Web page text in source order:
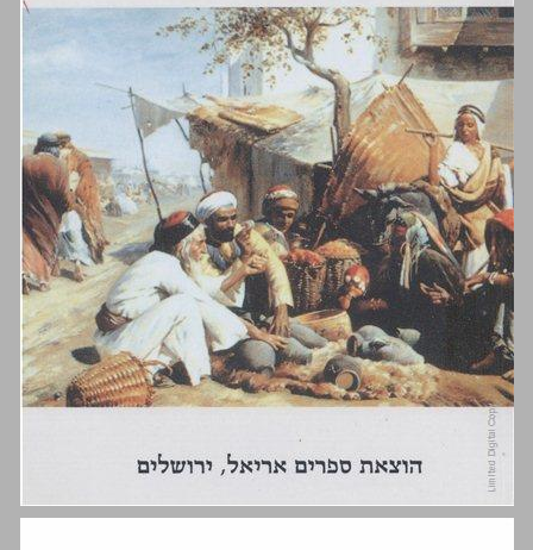
מסע תענוגות לארץ הקודש ... 0